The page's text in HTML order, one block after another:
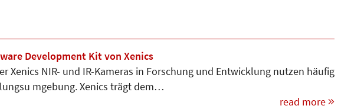
Development Kit von Xenics
Xenics NIR- und IR-Kameras in Forschung und Entwicklung nutzen häufig
mgebung. Xenics trägt dem…
read more